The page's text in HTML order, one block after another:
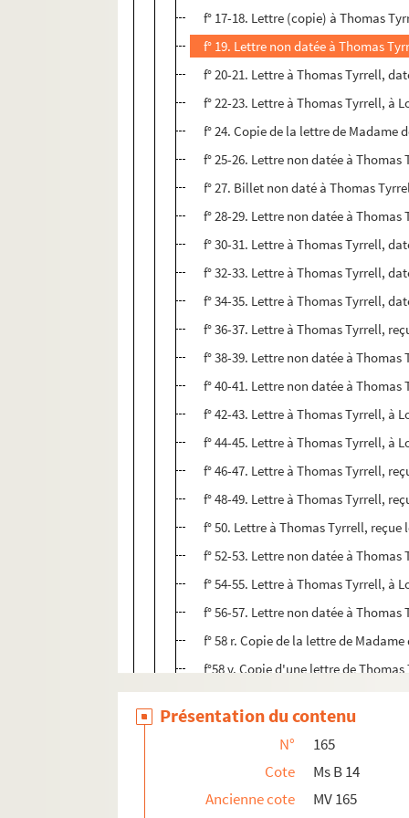
f° 17-18. Lettre (copie) à Thomas
f° 19. Lettre non datée à Thomas
f° 20-21. Lettre à Thomas Tyrrell,
f° 22-23. Lettre à Thomas Tyrrell, à
f° 24. Copie de la lettre de Madame
f° 25-26. Lettre non datée à Thomas
f° 27. Billet non daté à Thomas
f° 28-29. Lettre non datée à Thomas
f° 30-31. Lettre à Thomas Tyrrell,
f° 32-33. Lettre à Thomas Tyrrell,
f° 34-35. Lettre à Thomas Tyrrell,
f° 36-37. Lettre à Thomas Tyrrell,
f° 38-39. Lettre non datée à Thomas
f° 40-41. Lettre non datée à Thomas
f° 42-43. Lettre à Thomas Tyrrell, à
f° 44-45. Lettre à Thomas Tyrrell, à
f° 46-47. Lettre à Thomas Tyrrell,
f° 48-49. Lettre à Thomas Tyrrell,
f° 50. Lettre à Thomas Tyrrell, reçue
f° 52-53. Lettre non datée à
f° 54-55. Lettre à Thomas Tyrrell, à
f° 56-57. Lettre non datée à Thomas
f° 58 r. Copie de la lettre de
f°58 v. Copie d'une lettre de
f° 60. Copie de la lettre de Madame
f° 61. Copie d'une lettre écrite par
f° 62. Extrait d'un ouvrage
f° 63-64. Document de travail de
f° 59. Billet d'une Madame V. à
Présentation du contenu
N°
165
Cote
Ms B 14
Ancienne cote
MV 165